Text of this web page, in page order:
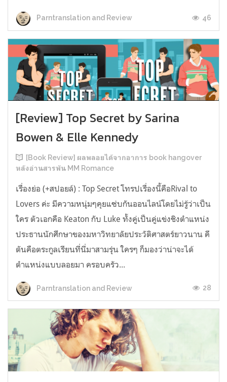
Parntranslation and Review 46
[Review] Top Secret by Sarina
Bowen & Elle Kennedy
[Book Review] ผลพลอยได้จากอาการ book hangover
หลังอ่านสารพัน MM Romance
เรื่องย่อ (+สปอยล์) : Top Secret โทรปเรื่องนี้คือRival to
Lovers ค่ะ มีความหนุ่มๆคุยแซ่บกันออนไลน์โดยไม่รู้ว่าเป็น
ใคร ตัวเอกคือ Keaton กับ Luke ทั้งคู่เป็นคู่แข่งชิงตำแหน่ง
ประธานนักศึกษาของมหาวิทยาลัยประวัติศาสตร์ยาวนาน คี
ตันคือตระกูลเรียนที่นี่มาสามรุ่น ใครๆ ก็มองว่าน่าจะได้
ตำแหน่งแบบลอยมา ครอบครัว...
Parntranslation and Review 28